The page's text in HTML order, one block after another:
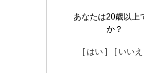
あなたは20歳以上
か？
[ はい ] [ いいえ